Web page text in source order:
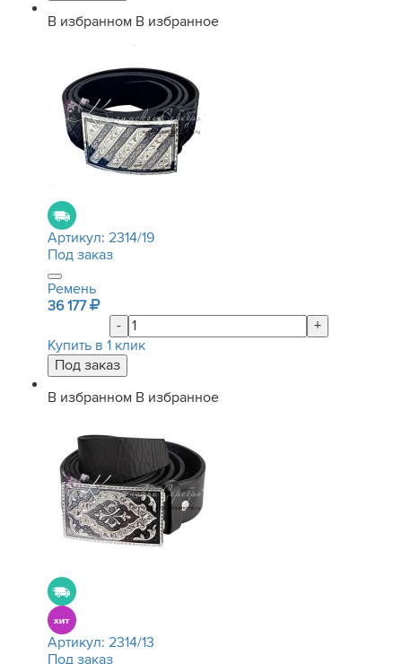
В избранном В избранное
Артикул: 2314/19
Под заказ
Ремень
36 177
-
+
Купить в 1 клик
В избранном В избранное
Артикул: 2314/13
Под заказ